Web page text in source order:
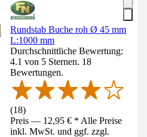
Rundstab Buche roh Ø 45 mm
L:1000 mm
Durchschnittliche Bewertung:
4.1 von 5 Sternen. 18
Bewertungen.
(18)
Preis — 12,95 € * Alle Preise
inkl. MwSt. und ggf. zzgl.